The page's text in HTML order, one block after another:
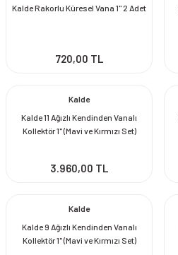
Kalde Rakorlu Küresel Vana 1'' 2 Adet
720,00 TL
Kalde
Kalde 11 Ağızlı Kendinden Vanalı
Kollektör 1'' (Mavi ve Kırmızı Set)
3.960,00 TL
Kalde
Kalde 9 Ağızlı Kendinden Vanalı
Kollektör 1'' (Mavi ve Kırmızı Set)